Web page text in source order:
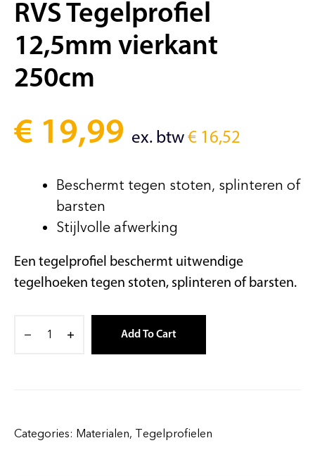
RVS Tegelprofiel
12,5mm vierkant
250cm
€ 19,99 ex. btw € 16,52
Beschermt tegen stoten, splinteren of
barsten
Stijlvolle afwerking
Een tegelprofiel beschermt uitwendige
tegelhoeken tegen stoten, splinteren of barsten.
Add To Cart
Categories: Materialen, Tegelprofielen